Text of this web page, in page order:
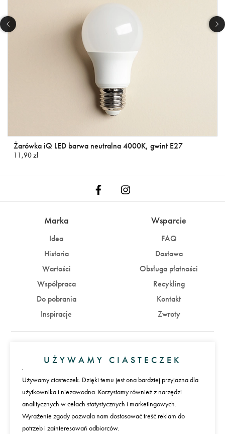
Żarówka iQ LED barwa neutralna 4000K, gwint E27
11,90 zł
Marka
Idea
Historia
Wartości
Współpraca
Do pobrania
Inspiracje
Wsparcie
FAQ
Dostawa
Obsługa płatności
Recykling
Kontakt
Zwroty
Zaloguj się Załóż konto
Płatności
UŻYWAMY CIASTECZEK
Używamy ciasteczek. Dzięki temu jest ona bardziej przyjazna dla
użytkownika i niezawodna. Korzystamy również z narzędzi
analitycznych w celach statystycznych i marketingowych.
Wyrażenie zgody pozwala nam dostosować treść reklam do
potrzeb i zainteresowań odbiorców.